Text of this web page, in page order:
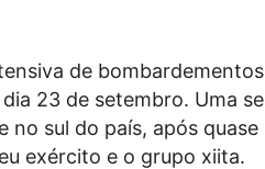
de
23 de setembro. Uma
sul do país, após quase
exército e o grupo xiita.